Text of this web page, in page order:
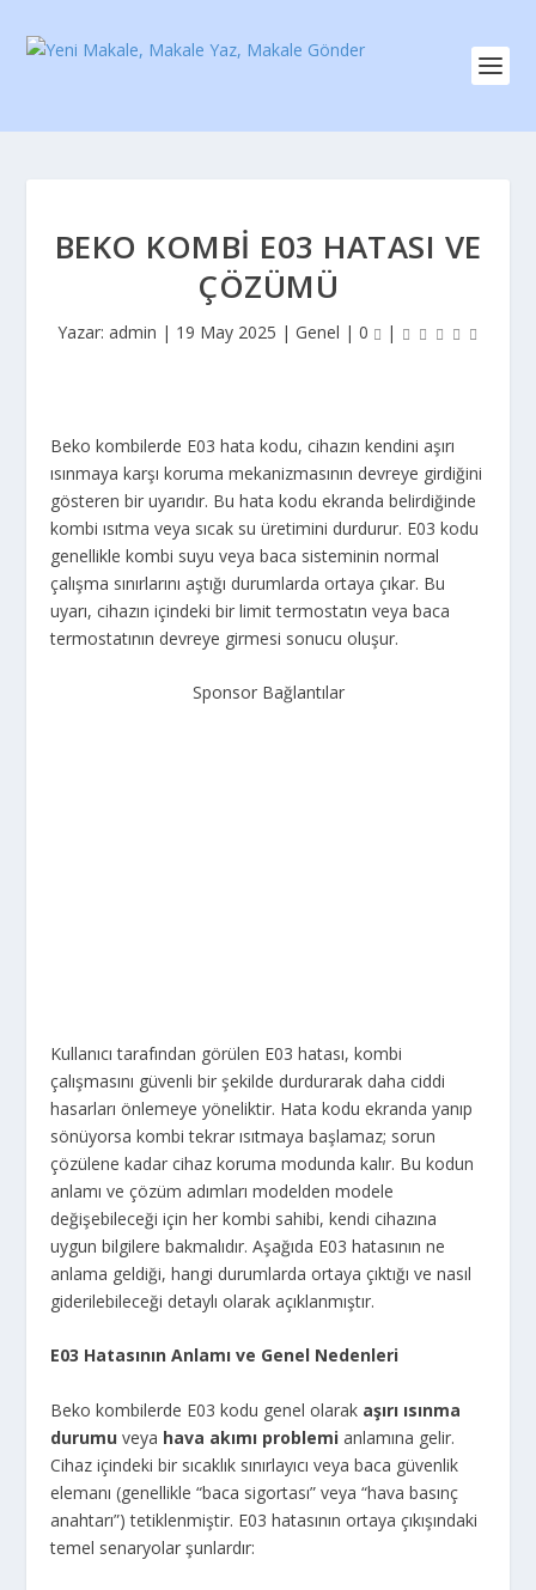
BEKO KOMBI E03 HATASI VE
ÇÖZÜMÜ
Yazar: admin | 19 May 2025 | Genel | 0 |
Beko kombilerde E03 hata kodu, cihazın kendini aşırı
ısınmaya karşı koruma mekanizmasının devreye girdiğini
gösteren bir uyarıdır. Bu hata kodu ekranda belirdiğinde
kombi ısıtma veya sıcak su üretimini durdurur. E03 kodu
genellikle kombi suyu veya baca sisteminin normal
çalışma sınırlarını aştığı durumlarda ortaya çıkar. Bu
uyarı, cihazın içindeki bir limit termostatın veya baca
termostatının devreye girmesi sonucu oluşur.
Sponsor Bağlantılar
Kullanıcı tarafından görülen E03 hatası, kombi
çalışmasını güvenli bir şekilde durdurarak daha ciddi
hasarları önlemeye yöneliktir. Hata kodu ekranda yanıp
sönüyorsa kombi tekrar ısıtmaya başlamaz; sorun
çözülene kadar cihaz koruma modunda kalır. Bu kodun
anlamı ve çözüm adımları modelden modele
değişebileceği için her kombi sahibi, kendi cihazına
uygun bilgilere bakmalıdır. Aşağıda E03 hatasının ne
anlama geldiği, hangi durumlarda ortaya çıktığı ve nasıl
giderilebileceği detaylı olarak açıklanmıştır.
E03 Hatasının Anlamı ve Genel Nedenleri
Beko kombilerde E03 kodu genel olarak aşırı ısınma
durumu veya hava akımı problemi anlamına gelir.
Cihaz içindeki bir sıcaklık sınırlayıcı veya baca güvenlik
elemanı (genellikle “baca sigortası” veya “hava basınç
anahtarı”) tetiklenmiştir. E03 hatasının ortaya çıkışındaki
temel senaryolar şunlardır: